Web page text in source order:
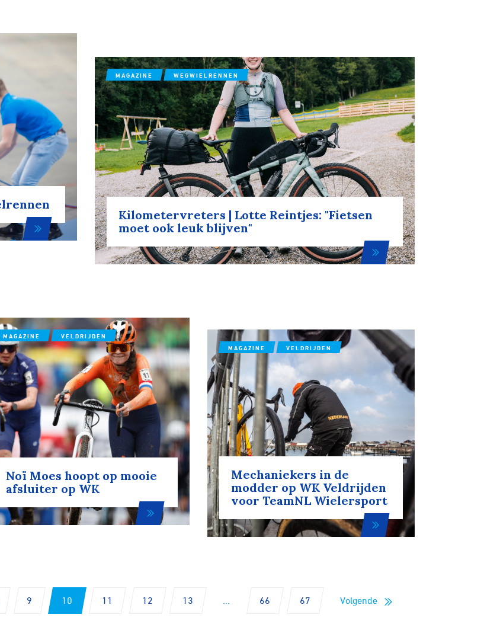
MAGAZINE WEGWIELRENNEN
Kilometervreters | Lotte Reintjes: "Fietsen
moet ook leuk blijven"
MAGAZINE VELDRIJDEN
Noï Moes hoopt op mooie
afsluiter op WK
MAGAZINE VELDRIJDEN
Mechaniekers in de
modder op WK Veldrijden
voor TeamNL Wielersport
9 10 11 12 13 66 67 Volgende
Mountainbiken
ID-Cycling
Strandrace
Gravel
Biketrial